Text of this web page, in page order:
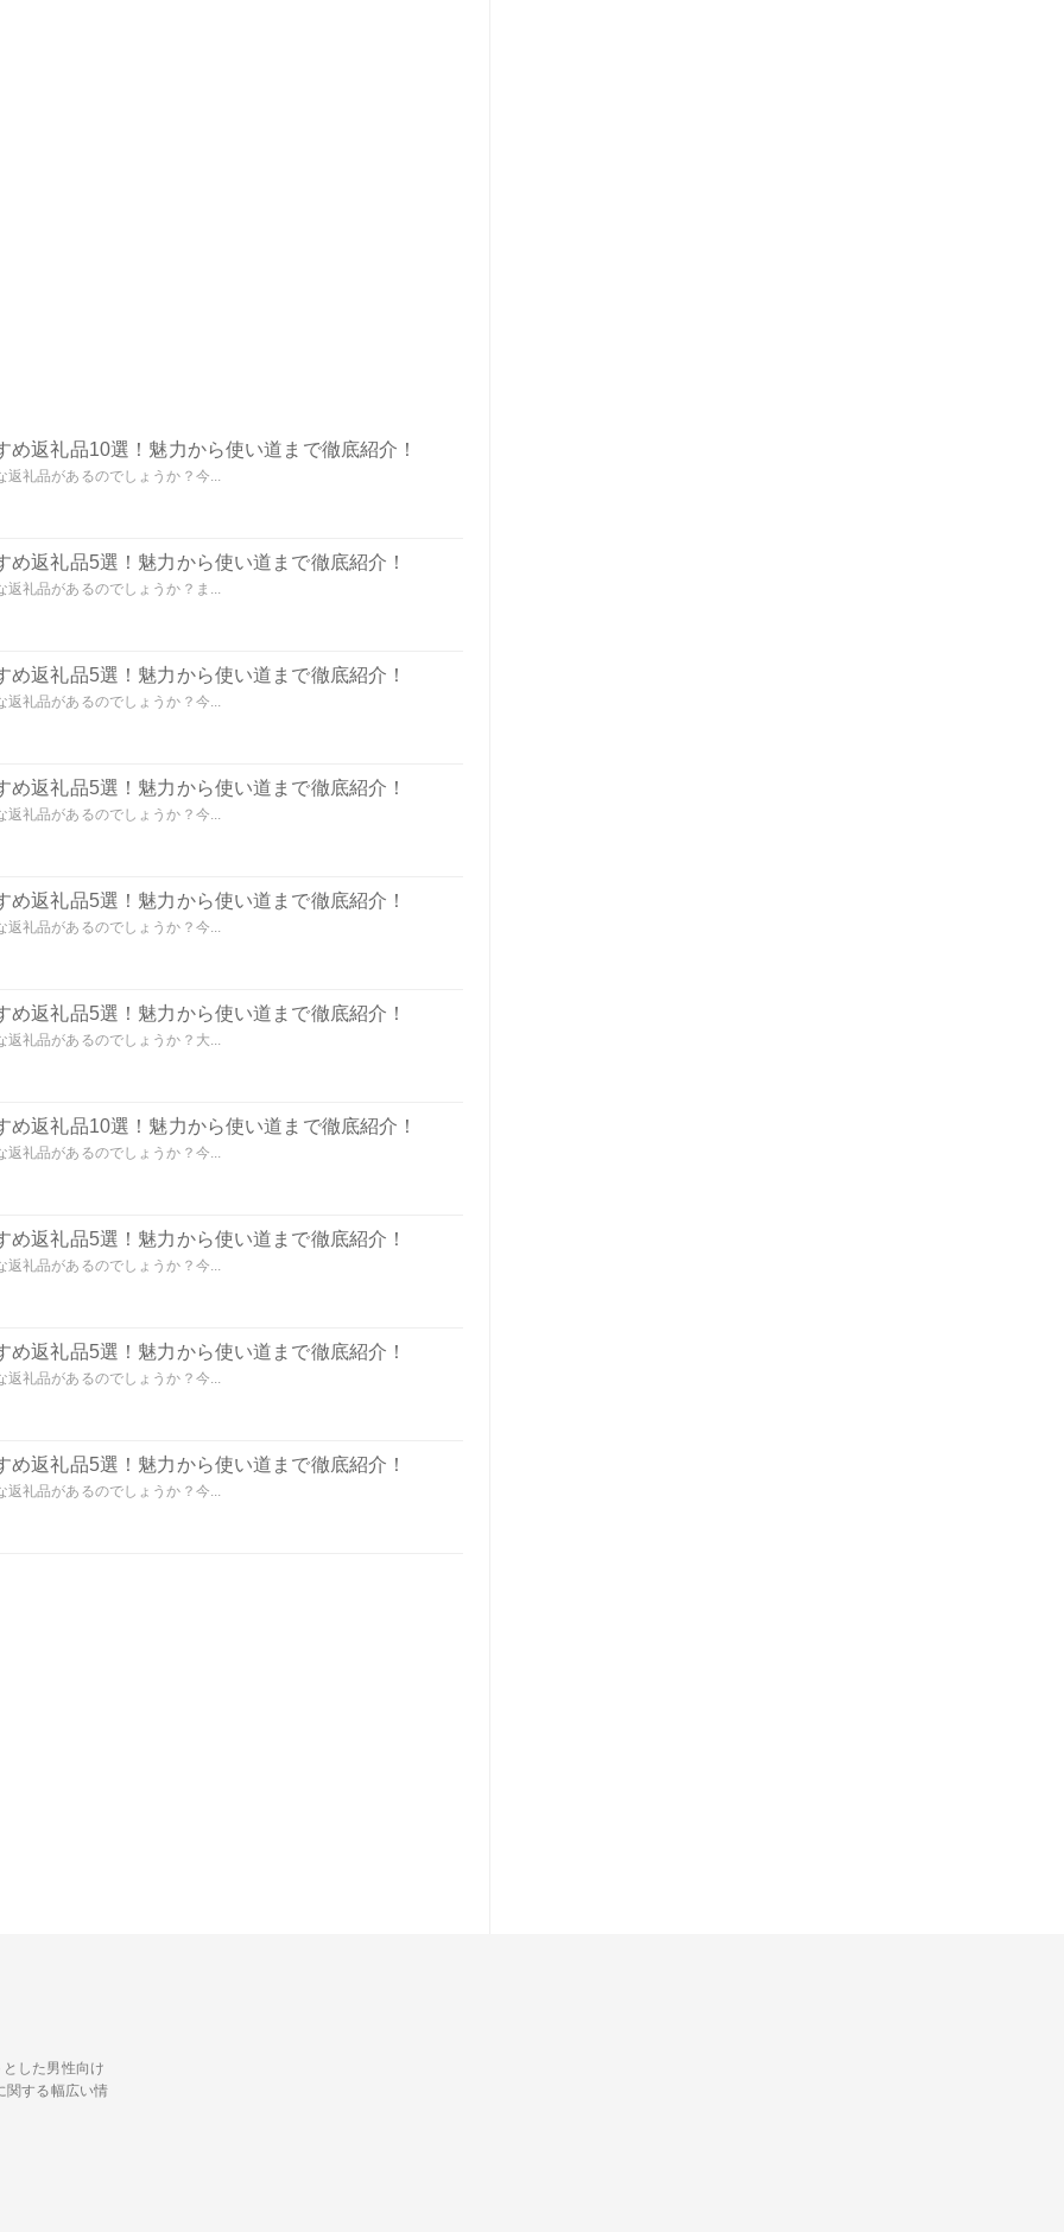
返礼品10選！魅力から使い道まで徹底紹介！
礼品があるのでしょうか？今...
返礼品5選！魅力から使い道まで徹底紹介！
礼品があるのでしょうか？ま...
返礼品5選！魅力から使い道まで徹底紹介！
礼品があるのでしょうか？今...
め返礼品5選！魅力から使い道まで徹底紹介！
返礼品があるのでしょうか？今...
返礼品5選！魅力から使い道まで徹底紹介！
礼品があるのでしょうか？今...
め返礼品5選！魅力から使い道まで徹底紹介！
返礼品があるのでしょうか？大...
返礼品10選！魅力から使い道まで徹底紹介！
礼品があるのでしょうか？今...
返礼品5選！魅力から使い道まで徹底紹介！
返礼品があるのでしょうか？今...
め返礼品5選！魅力から使い道まで徹底紹介！
返礼品があるのでしょうか？今...
返礼品5選！魅力から使い道まで徹底紹介！
礼品があるのでしょうか？今...
した男性向け
関する幅広い情